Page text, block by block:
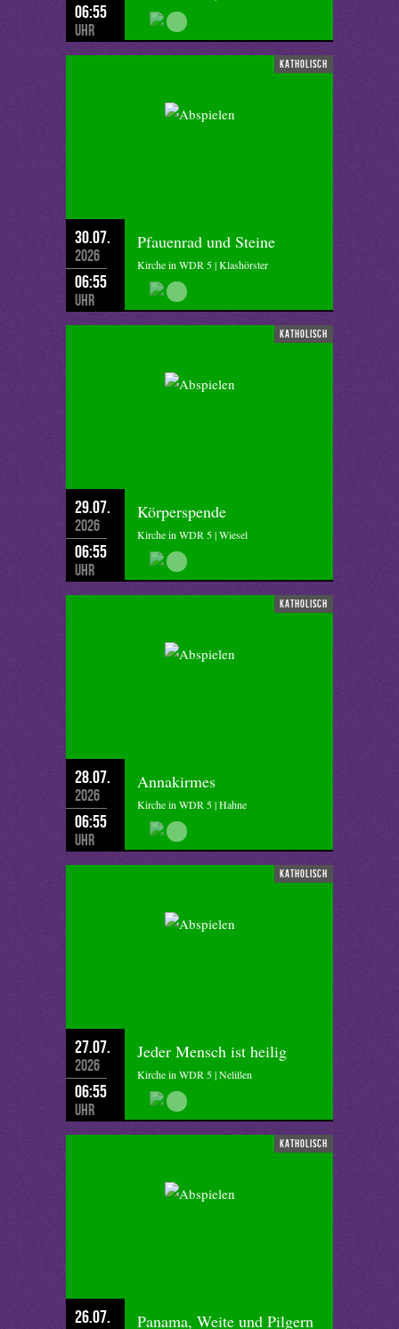
06:55
Uhr
katholisch
30.07.
2026
06:55
Uhr
Pfauenrad und Steine
Kirche in WDR 5 | Klashörster
katholisch
29.07.
2026
06:55
Uhr
Körperspende
Kirche in WDR 5 | Wiesel
katholisch
28.07.
2026
06:55
Uhr
Annakirmes
Kirche in WDR 5 | Hahne
katholisch
27.07.
2026
06:55
Uhr
Jeder Mensch ist heilig
Kirche in WDR 5 | Nelißen
katholisch
26.07. Panama, Weite und Pilgern